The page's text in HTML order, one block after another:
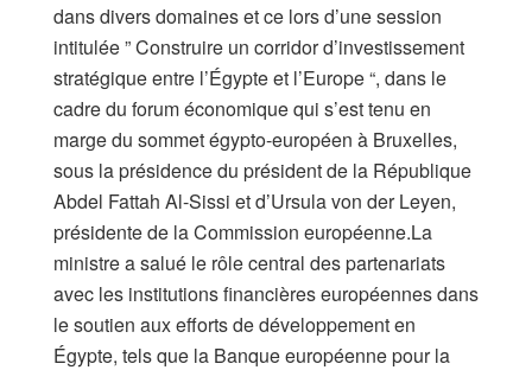
dans divers domaines et ce lors d’une session
intitulée ” Construire un corridor d’investissement
stratégique entre l’Égypte et l’Europe “, dans le
cadre du forum économique qui s’est tenu en
marge du sommet égypto-européen à Bruxelles,
sous la présidence du président de la République
Abdel Fattah Al-Sissi et d’Ursula von der Leyen,
présidente de la Commission européenne.La
ministre a salué le rôle central des partenariats
avec les institutions financières européennes dans
le soutien aux efforts de développement en
Égypte, tels que la Banque européenne pour la